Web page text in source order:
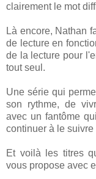
clairement le mot
Là encore, Nathan
de lecture en
de la lecture pour
tout seul.
Une série qui
son rythme, de
avec un fantôme
continuer à le
Et voilà les titres
vous propose avec